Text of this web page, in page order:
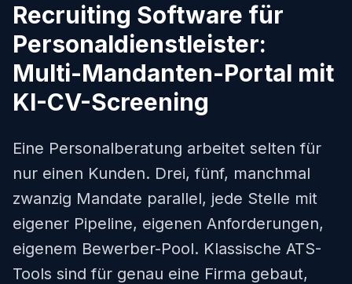
Recruiting Software für
Personaldienstleister:
Multi-Mandanten-Portal mit
KI-CV-Screening
Eine Personalberatung arbeitet selten für
nur einen Kunden. Drei, fünf, manchmal
zwanzig Mandate parallel, jede Stelle mit
eigener Pipeline, eigenen Anforderungen,
eigenem Bewerber-Pool. Klassische ATS-
Tools sind für genau eine Firma gebaut,